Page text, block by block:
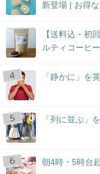
新登場 | お得
【送料込・初
ルティコーヒ
「静かに」を
「列に並ぶ」
朝4時・5時台